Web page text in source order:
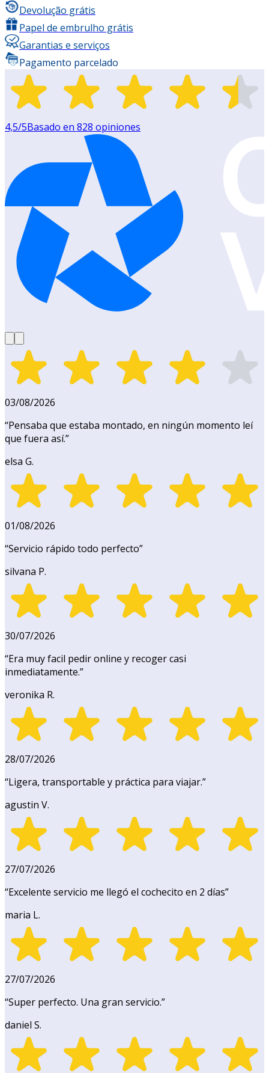
Devolução grátis
Papel de embrulho grátis
Garantias e serviços
Pagamento parcelado
4,5/5Basado en 828 opiniones
03/08/2026
“Pensaba que estaba montado, en ningún momento leí
que fuera así.”
elsa G.
01/08/2026
“Servicio rápido todo perfecto”
silvana P.
30/07/2026
“Era muy facil pedir online y recoger casi
inmediatamente.”
veronika R.
28/07/2026
“Ligera, transportable y práctica para viajar.”
agustin V.
27/07/2026
“Excelente servicio me llegó el cochecito en 2 días”
maria L.
27/07/2026
“Super perfecto. Una gran servicio.”
daniel S.